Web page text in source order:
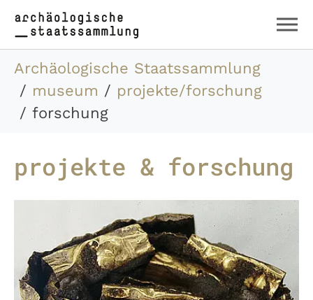
Zum Hauptinhalt springen
Skip to page footer
Sie sind hier:
Archäologische Staatssammlung
museum
projekte/forschung
forschung
projekte & forschung